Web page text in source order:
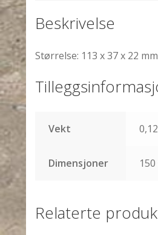
Beskrivelse
Størrelse: 113 x 37 x 22 mm
Vekt
Dimensjoner
Relaterte